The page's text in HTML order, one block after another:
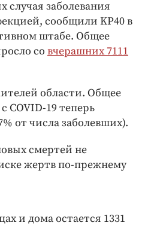
случая заболевания
сообщили KP40 в
штабе. Общее
со вчерашних 7111
области. Общее
COVID-19 теперь
от числа заболевших).
смертей не
жертв по-прежнему
и дома остается 1331